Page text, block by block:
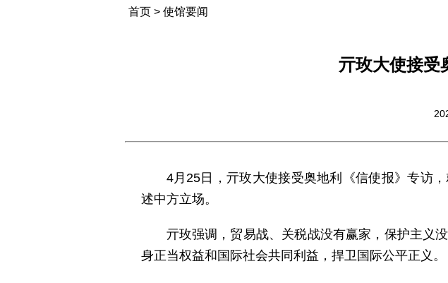
首页> 使馆要闻
亓玫大使接受
4月25日，亓玫大使接受奥地利《信使报》专访
述中方立场。
亓玫强调，贸易战、关税战没有赢家，保护主义
身正当权益和国际社会共同利益，捍卫